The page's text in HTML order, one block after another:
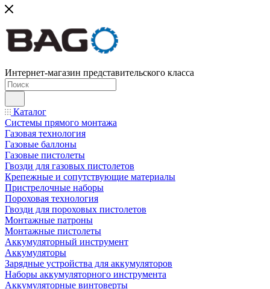
Интернет-магазин представительского класса
Каталог
Системы прямого монтажа
Газовая технология
Газовые баллоны
Газовые пистолеты
Гвозди для газовых пистолетов
Крепежные и сопутствующие материалы
Пристрелочные наборы
Пороховая технология
Гвозди для пороховых пистолетов
Монтажные патроны
Монтажные пистолеты
Аккумуляторный инструмент
Аккумуляторы
Зарядные устройства для аккумуляторов
Наборы аккумуляторного инструмента
Аккумуляторные винтоверты